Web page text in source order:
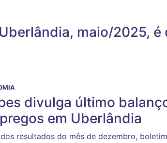
maio/2025,
divulga último
em Uberlândia
resultados do mês de dezembro,